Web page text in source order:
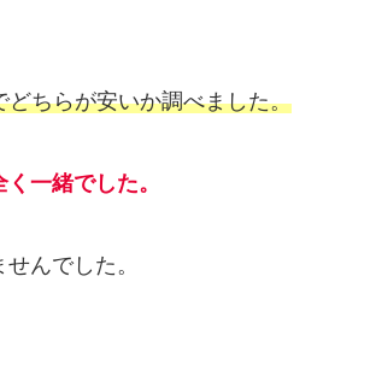
ちらが安いか調べました。
一緒でした。
んでした。